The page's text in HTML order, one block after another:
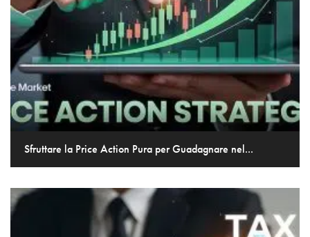
Sfruttare la Price Action Pura per Guadagnare nel...